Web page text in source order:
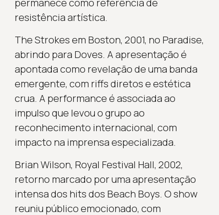
resistência artística.
The Strokes em Boston, 2001, no Paradise,
abrindo para Doves. A apresentação é
apontada como revelação de uma banda
emergente, com riffs diretos e estética
crua. A performance é associada ao
impulso que levou o grupo ao
reconhecimento internacional, com
impacto na imprensa especializada.
Brian Wilson, Royal Festival Hall, 2002,
retorno marcado por uma apresentação
intensa dos hits dos Beach Boys. O show
reuniu público emocionado, com